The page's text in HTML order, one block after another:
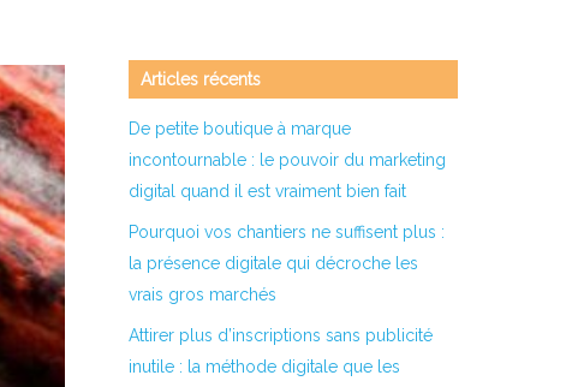
Articles récents
De petite boutique à marque
incontournable : le pouvoir du marketing
digital quand il est vraiment bien fait
Pourquoi vos chantiers ne suffisent plus :
la présence digitale qui décroche les
vrais gros marchés
Attirer plus d’inscriptions sans publicité
inutile : la méthode digitale que les